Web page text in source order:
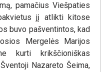
pamačius Viešpaties
jį atlikti kitose
buvo pašventintos, kad
Mergelės Marijos
kurti krikščioniškas
Nazareto Šeima,